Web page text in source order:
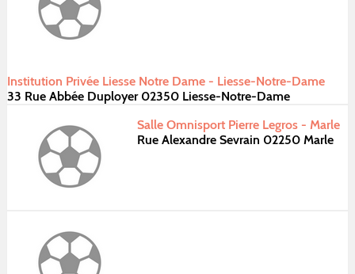
Institution Privée Liesse Notre Dame - Liesse-Notre-Dame
33 Rue Abbée Duployer 02350 Liesse-Notre-Dame
Salle Omnisport Pierre Legros - Marle
Rue Alexandre Sevrain 02250 Marle